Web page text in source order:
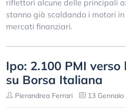
riflettori alcune delle principali
stanno già scaldando i motori in
mercati finanziari.
Ipo: 2.100 PMI
su Borsa Italiana
Pierandrea Ferrari 13